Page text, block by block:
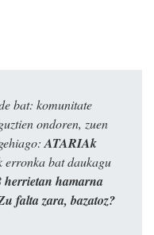
bat: komunitate
ondoren, zuen
ATARIAk
erronka bat daukagu
herrietan hamarna
falta zara, bazatoz?